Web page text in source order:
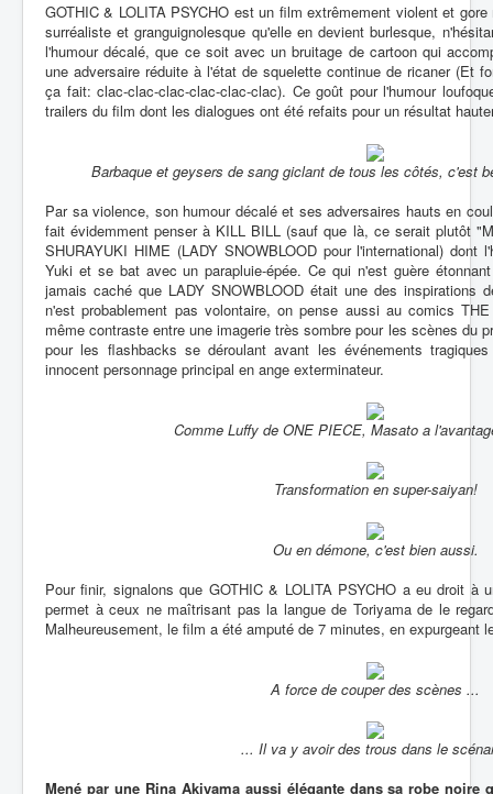
GOTHIC & LOLITA PSYCHO est un film extrêmement violent et
surréaliste et granguignolesque qu'elle en devient burlesque,
l'humour décalé, que ce soit avec un bruitage de cartoon qui
une adversaire réduite à l'état de squelette continue de ricaner (Et
ça fait: clac-clac-clac-clac-clac-clac). Ce goût pour l'humour
trailers du film dont les dialogues ont été refaits pour un résultat
Barbaque et geysers de sang giclant de tous les côtés, c'est
Par sa violence, son humour décalé et ses adversaires hauts en
fait évidemment penser à KILL BILL (sauf que là, ce serait plutôt
SHURAYUKI HIME (LADY SNOWBLOOD pour l'international) dont
Yuki et se bat avec un parapluie-épée. Ce qui n'est guère
jamais caché que LADY SNOWBLOOD était une des inspirations
n'est probablement pas volontaire, on pense aussi au comics
même contraste entre une imagerie très sombre pour les scènes du
pour les flashbacks se déroulant avant les événements
innocent personnage principal en ange exterminateur.
Comme Luffy de ONE PIECE, Masato a
Transformation en super-saiyan!
Ou en démone, c'est bien aussi.
Pour finir, signalons que GOTHIC & LOLITA PSYCHO a eu droit à
permet à ceux ne maîtrisant pas la langue de Toriyama de le
Malheureusement, le film a été amputé de 7 minutes, en expurgeant
A force de couper des scènes ...
... Il va y avoir des trous dans le
Mené par une Rina Akiyama aussi élégante dans sa robe noire